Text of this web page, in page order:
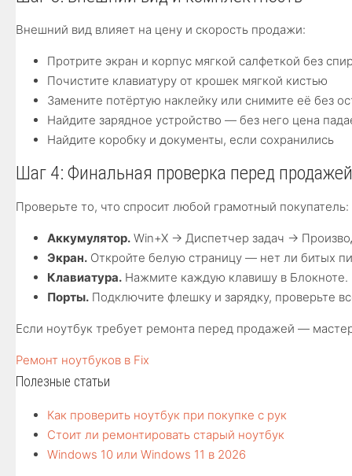
Внешний вид влияет на цену и скорость продажи:
Протрите экран и корпус мягкой салфеткой без
Почистите клавиатуру от крошек мягкой кистью
Замените потёртую наклейку или снимите её без
Найдите зарядное устройство — без него цена
Найдите коробку и документы, если сохранились
Шаг 4: Финальная проверка перед продажей
Проверьте то, что спросит любой грамотный покупатель:
Аккумулятор. Win+X → Диспетчер задач →
Экран. Откройте белую страницу — нет ли битых
Клавиатура. Нажмите каждую клавишу в Блокноте.
Порты. Подключите флешку и зарядку, проверьте
Если ноутбук требует ремонта перед продажей —
Ремонт ноутбуков в Fix
Полезные статьи
Как проверить ноутбук при покупке с рук
Стоит ли ремонтировать старый ноутбук
Windows 10 или Windows 11 в 2026